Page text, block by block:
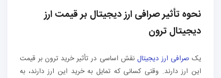
نحوه تأثیر صرافی ارز دیجیتال بر قیمت ارز
دیجیتال ترون
یک صرافی‌ ارز دیجیتال نقش اساسی در تأثیر خرید ترون بر قیمت
این ارز دارند. وقتی کسانی که تمایل به خرید این ارز دارند، به